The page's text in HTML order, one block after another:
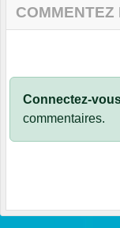
COMMENTEZ
Connectez-
commentaires.